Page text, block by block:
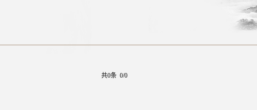
共0条 0/0